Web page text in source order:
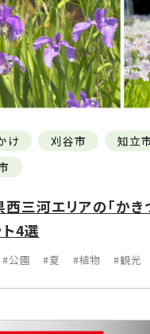
け 刈谷市
知立
三河エリアの「かき
4選
#公園 #夏 #植物 #観光